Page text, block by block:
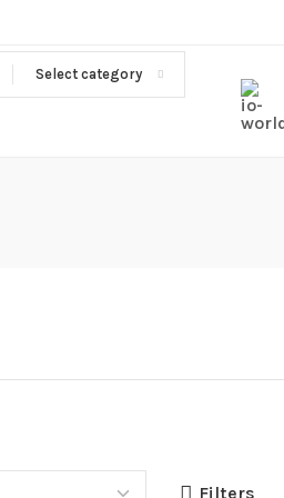
Select category
Filters